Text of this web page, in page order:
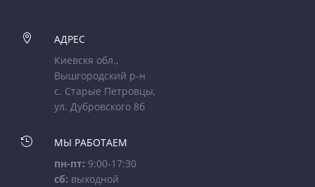

АДРЕС
Киевскя обл.,
Вышгородский р-н
с. Старые Петровцы,
ул. Дубровского 8б

МЫ РАБОТАЕМ
пн-пт: 9:00-17:30
сб: выходной